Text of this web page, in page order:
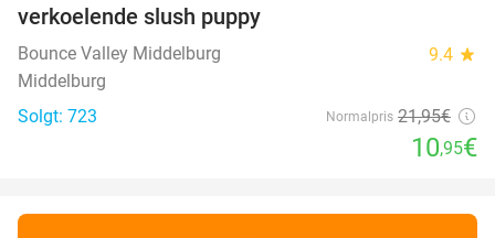
verkoelende slush puppy
Bounce Valley Middelburg 9.4 star
Middelburg
Solgt: 723
Normalpris 21,95€
10,95€